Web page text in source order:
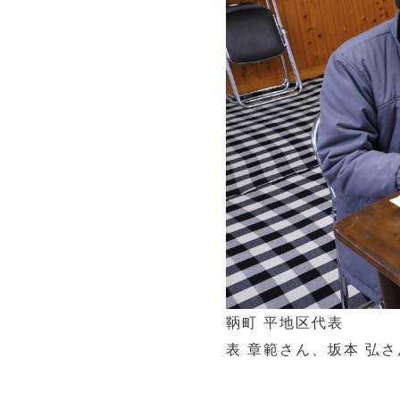
鞆町 平地区代表
表 章範さん、坂本 弘さ